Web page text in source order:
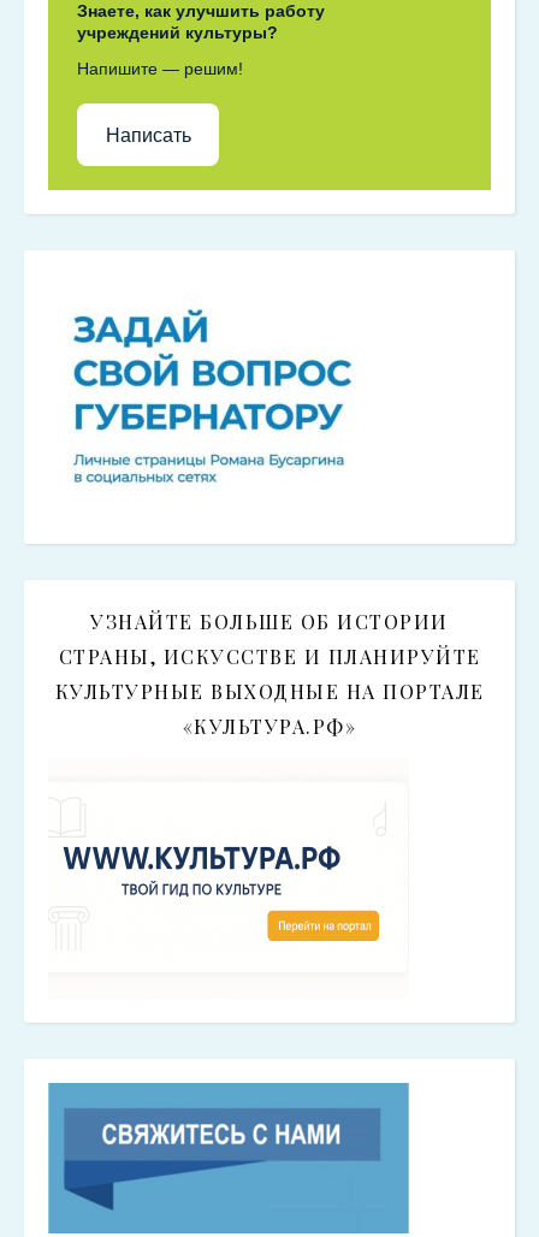
Знаете, как улучшить работу
учреждений культуры?
Напишите — решим!
Написать
УЗНАЙТЕ БОЛЬШЕ ОБ ИСТОРИИ
СТРАНЫ, ИСКУССТВЕ И ПЛАНИРУЙТЕ
КУЛЬТУРНЫЕ ВЫХОДНЫЕ НА ПОРТАЛЕ
«КУЛЬТУРА.РФ»